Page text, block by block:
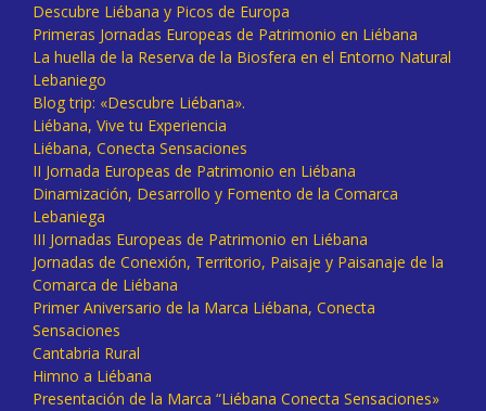
Descubre Liébana y Picos de Europa
Primeras Jornadas Europeas de Patrimonio en Liébana
La huella de la Reserva de la Biosfera en el Entorno Natural
Lebaniego
Blog trip: «Descubre Liébana».
Liébana, Vive tu Experiencia
Liébana, Conecta Sensaciones
II Jornada Europeas de Patrimonio en Liébana
Dinamización, Desarrollo y Fomento de la Comarca
Lebaniega
III Jornadas Europeas de Patrimonio en Liébana
Jornadas de Conexión, Territorio, Paisaje y Paisanaje de la
Comarca de Liébana
Primer Aniversario de la Marca Liébana, Conecta
Sensaciones
Cantabria Rural
Himno a Liébana
Presentación de la Marca “Liébana Conecta Sensaciones»